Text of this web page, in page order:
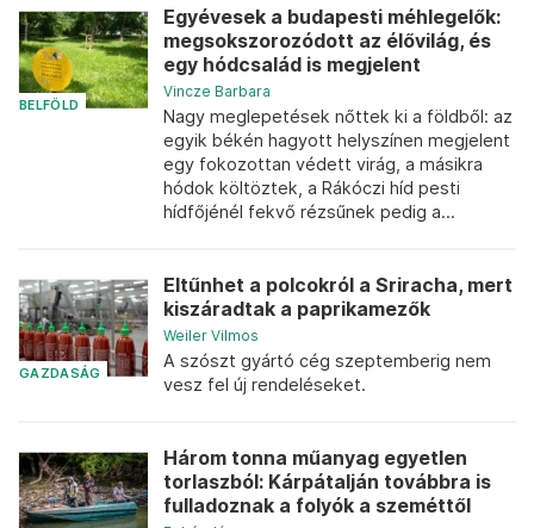
BELFÖLD
Egyévesek a budapesti méhlegelők:
megsokszorozódott az élővilág, és
egy hódcsalád is megjelent
Vincze Barbara
Nagy meglepetések nőttek ki a földből: az
egyik békén hagyott helyszínen megjelent
egy fokozottan védett virág, a másikra
hódok költöztek, a Rákóczi híd pesti
hídfőjénél fekvő rézsűnek pedig a...
GAZDASÁG
Eltűnhet a polcokról a Sriracha, mert
kiszáradtak a paprikamezők
Weiler Vilmos
A szószt gyártó cég szeptemberig nem
vesz fel új rendeléseket.
Három tonna műanyag egyetlen
torlaszból: Kárpátalján továbbra is
fulladoznak a folyók a szeméttől